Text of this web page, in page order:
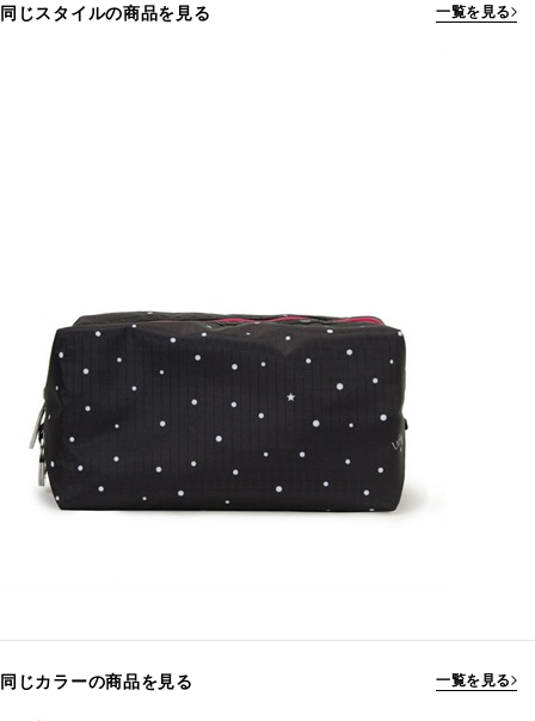
同じスタイルの商品を見る 一覧を見る
同じカラーの商品を見る 一覧を見る